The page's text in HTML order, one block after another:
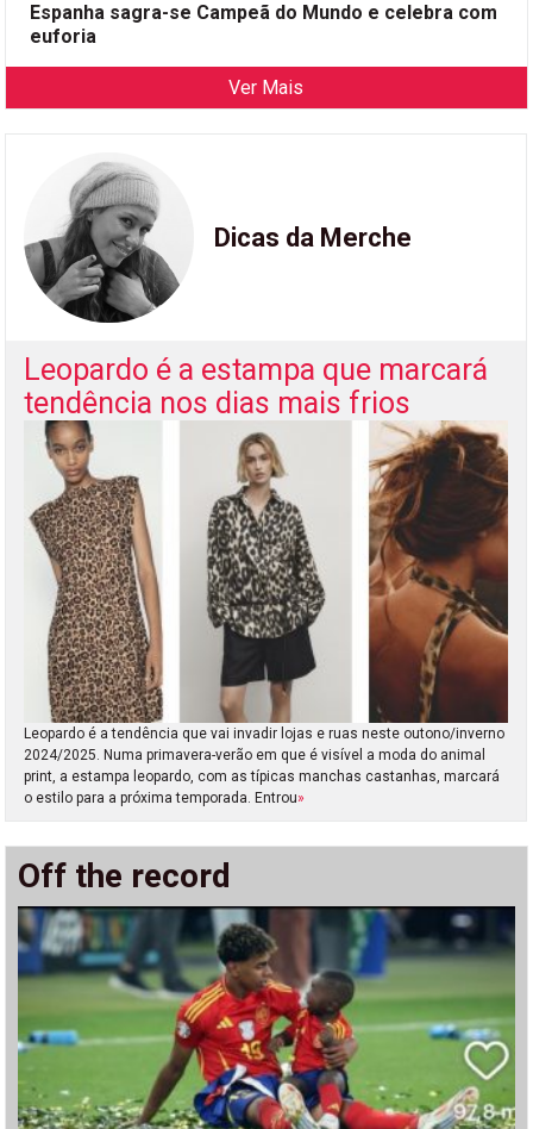
Espanha sagra-se Campeã do Mundo e celebra com
euforia
Ver Mais
Dicas da Merche
Leopardo é a estampa que marcará
tendência nos dias mais frios
Leopardo é a tendência que vai invadir lojas e ruas neste outono/inverno
2024/2025. Numa primavera-verão em que é visível a moda do animal
print, a estampa leopardo, com as típicas manchas castanhas, marcará
o estilo para a próxima temporada. Entrou»
Off the record